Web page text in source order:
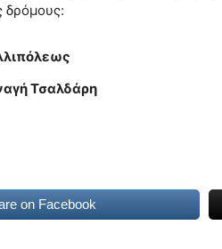
δρόμους:
Τσαλδάρη
on Facebook